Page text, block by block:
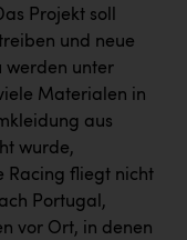
Projekt soll
und neue
werden unter
Materialen in
aus
wurde,
Racing fliegt nicht
Portugal,
vor Ort, in denen